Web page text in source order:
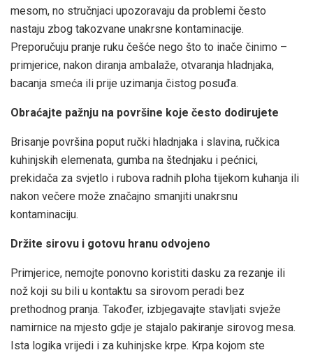
mesom, no stručnjaci upozoravaju da problemi često
nastaju zbog takozvane unakrsne kontaminacije.
Preporučuju pranje ruku češće nego što to inače činimo –
primjerice, nakon diranja ambalaže, otvaranja hladnjaka,
bacanja smeća ili prije uzimanja čistog posuđa.
Obraćajte pažnju na površine koje često dodirujete
Brisanje površina poput ručki hladnjaka i slavina, ručkica
kuhinjskih elemenata, gumba na štednjaku i pećnici,
prekidača za svjetlo i rubova radnih ploha tijekom kuhanja ili
nakon večere može značajno smanjiti unakrsnu
kontaminaciju.
Držite sirovu i gotovu hranu odvojeno
Primjerice, nemojte ponovno koristiti dasku za rezanje ili
nož koji su bili u kontaktu sa sirovom peradi bez
prethodnog pranja. Također, izbjegavajte stavljati svježe
namirnice na mjesto gdje je stajalo pakiranje sirovog mesa.
Ista logika vrijedi i za kuhinjske krpe. Krpa kojom ste